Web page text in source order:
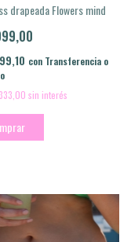
drapeada Flowers mind
con Transferencia o
sin interés